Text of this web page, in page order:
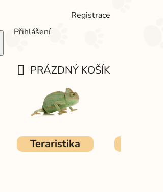
Přihlášení
Registrace
KOŠÍK
PRÁZDNÝ KOŠÍK
Teraristika